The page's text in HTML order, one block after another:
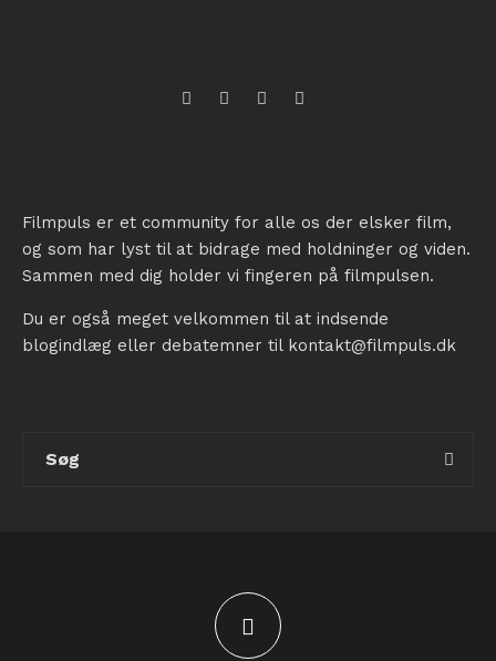
Filmpuls er et community for alle os der elsker film,
og som har lyst til at bidrage med holdninger og viden.
Sammen med dig holder vi fingeren på filmpulsen.
Du er også meget velkommen til at indsende
blogindlæg eller debatemner til kontakt@filmpuls.dk